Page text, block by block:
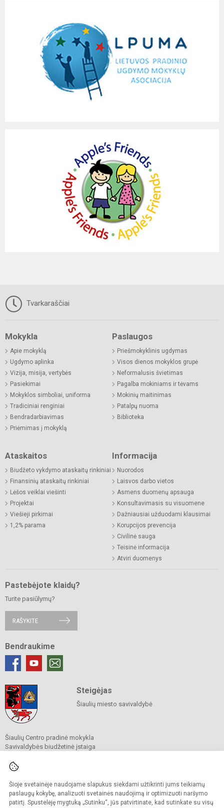
Šioje svetainėje naudojame slapukus siekdami užtikrinti jums teikiamų
paslaugų kokybę, analizuoti svetainės naudojimą ir optimizuoti naršymo
patirtį. Spustelėję mygtuką „Sutinku“, jūs patvirtinate, kad sutinkate su visų
Tvarkaraščiai
Mokykla
Apie mokyklą
Ugdymo aplinka
Vizija, misija, vertybės
Pasiekimai
Mokyklos simboliai, uniforma
Tradiciniai renginiai
Bendradarbiavimas
Priėmimas į mokyklą
Paslaugos
Priešmokyklinis ugdymas
Visos dienos mokyklos grupė
Neformalusis švietimas
Pagalba mokiniams ir tėvams
Mokinių maitinimas
Patalpų nuoma
Biblioteka
Ataskaitos
Biudžeto vykdymo ataskaitų rinkiniai
Finansinių ataskaitų rinkiniai
Lėšos veiklai viešinti
Projektai
Viešieji pirkimai
1,2% parama
Informacija
Nuorodos
Laisvos darbo vietos
Asmens duomenų apsauga
Konsultavimasis su visuomene
Dažniausiai užduodami klausimai
Korupcijos prevencija
Civilinė sauga
Teisinė informacija
Atviri duomenys
Pastebėjote klaidų?
Turite pasiūlymų?
RAŠYKITE
Bendraukime
Steigėjas
Šiaulių miesto savivaldybė
Šiaulių Centro pradinė mokykla
Savivaldybės biudžetinė įstaiga
Tel.+370 41 524 613
El. p.
Duomenys kaupiami ir saugomi
Juridinių asmenų registre
Įmonės kodas 191818517